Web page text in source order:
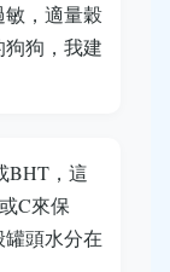
，適量穀
狗，我建
BHT，這
C來保
頭水分在